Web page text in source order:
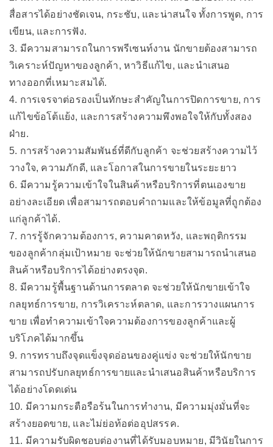
สื่อสารได้อย่างชัดเจน, กระชับ, และน่าสนใจ ทั้งการพูด, การ
เขียน, และการฟัง.
3. มีความสามารถในการพรีเซนท์งาน นักขายต้องสามารถ
วิเคราะห์ปัญหาของลูกค้า, หาวิธีแก้ไข, และนำเสนอ
ทางออกที่เหมาะสมได้.
4. การเจรจาต่อรองเป็นทักษะสำคัญในการปิดการขาย, การ
แก้ไขข้อโต้แย้ง, และการสร้างความพึงพอใจให้กับทั้งสอง
ฝ่าย.
5. การสร้างความสัมพันธ์ที่ดีกับลูกค้า จะช่วยสร้างความไว้
วางใจ, ความภักดี, และโอกาสในการขายในระยะยาว
6. มีความรู้ความเข้าใจในสินค้าหรือบริการที่ตนเองขาย
อย่างละเอียด เพื่อสามารถตอบคำถามและให้ข้อมูลที่ถูกต้อง
แก่ลูกค้าได้.
7. การรู้จักความต้องการ, ความคาดหวัง, และพฤติกรรม
ของลูกค้ากลุ่มเป้าหมาย จะช่วยให้นักขายสามารถนำเสนอ
สินค้าหรือบริการได้อย่างตรงจุด.
8. มีความรู้พื้นฐานด้านการตลาด จะช่วยให้นักขายเข้าใจ
กลยุทธ์การขาย, การวิเคราะห์ตลาด, และการวางแผนการ
ขาย เพื่อทำความเข้าใจความต้องการของลูกค้าและผู้
บริโภคได้มากขึ้น
9. การทราบถึงจุดแข็งจุดอ่อนของคู่แข่ง จะช่วยให้นักขาย
สามารถปรับกลยุทธ์การขายและนำเสนอสินค้าหรือบริการ
ได้อย่างโดดเด่น
10. มีความกระตือรือร้นในการทำงาน, มีความมุ่งมั่นที่จะ
สร้างยอดขาย, และไม่ย่อท้อต่ออุปสรรค.
11. มีความรับผิดชอบต่องานที่ได้รับมอบหมาย, มีวินัยในการ